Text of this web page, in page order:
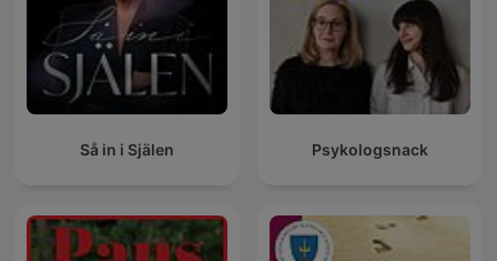
Så in i Själen Psykologsnack